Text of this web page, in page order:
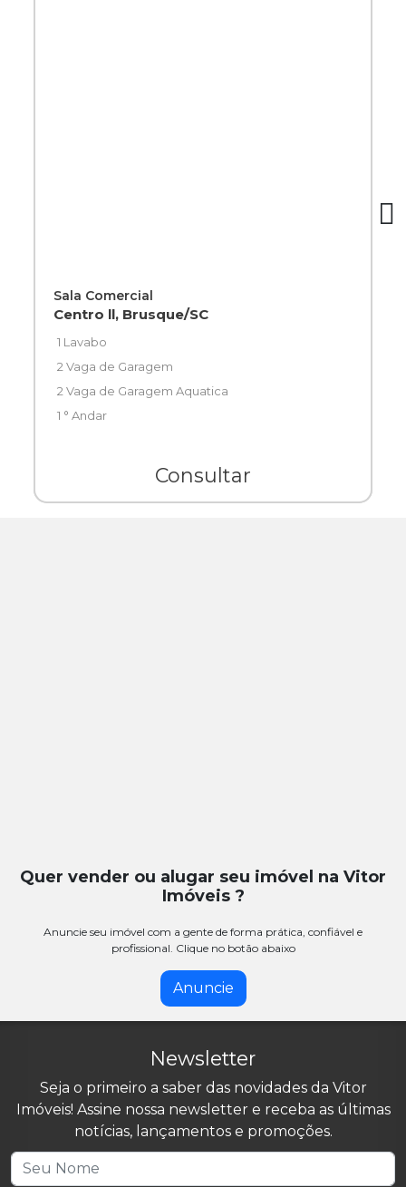
Sala Comercial
Centro ll, Brusque/SC
1 Lavabo
2 Vaga de Garagem
2 Vaga de Garagem Aquatica
1 ° Andar
Consultar
Quer vender ou alugar seu imóvel na Vitor
Imóveis ?
Anuncie seu imóvel com a gente de forma prática, confiável e
profissional. Clique no botão abaixo
Anuncie
Newsletter
Seja o primeiro a saber das novidades da Vitor
Imóveis! Assine nossa newsletter e receba as últimas
notícias, lançamentos e promoções.